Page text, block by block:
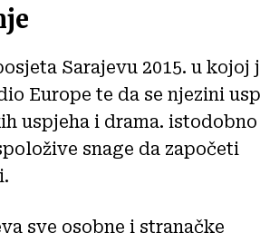
Sarajevu 2015. u kojoj
Europe te da se njezini
uspjeha i drama.
snage da započeti
sve osobne i stranačke